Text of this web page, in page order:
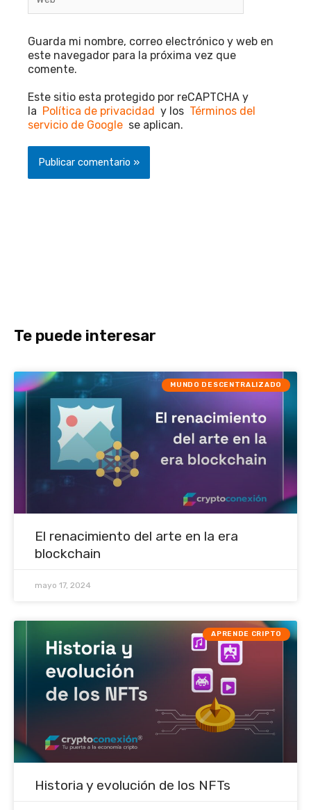
Guarda mi nombre, correo electrónico y web en
este navegador para la próxima vez que
comente.
Este sitio esta protegido por reCAPTCHA y
la Política de privacidad y los Términos del
servicio de Google se aplican.
Te puede interesar
MUNDO DESCENTRALIZADO
El renacimiento del arte en la era
blockchain
mayo 17, 2024
APRENDE CRIPTO
Historia y evolución de los NFTs